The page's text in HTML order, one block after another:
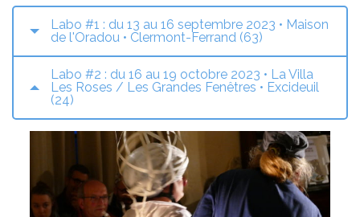
Labo #1 : du 13 au 16 septembre 2023 • Maison
de l'Oradou • Clermont-Ferrand (63)
Labo #2 : du 16 au 19 octobre 2023 • La Villa
Les Roses / Les Grandes Fenêtres • Excideuil
(24)